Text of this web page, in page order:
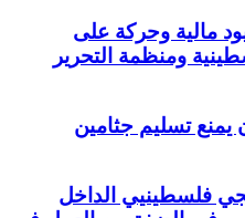
مالية وحركة على
ومنظمة التحرير
يمنع تسليم جثامين
فلسطينيي الداخل